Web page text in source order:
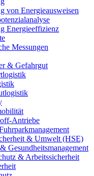
von Energieausweisen
Energieeffizienz
Messungen
& Gefahrgut
Antriebe
& Umwelt (HSE)
Gesundheitsmanagement
& Arbeitssicherheit